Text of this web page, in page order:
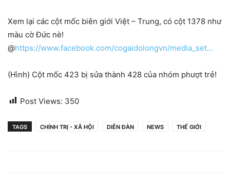
Xem lại các cột mốc biên giới Việt – Trung, có cột 1378 như
màu cờ Đức nè!
@https://www.facebook.com/cogaidolongvn/media_set…
(Hình) Cột mốc 423 bị sửa thành 428 của nhóm phượt trẻ!
Post Views: 350
TAGS CHÍNH TRỊ - XÃ HỘI DIỄN ĐÀN NEWS THẾ GIỚI